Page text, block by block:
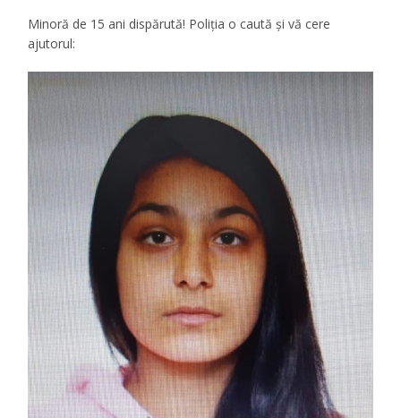
Minoră de 15 ani dispărută! Poliţia o caută şi vă cere
ajutorul: